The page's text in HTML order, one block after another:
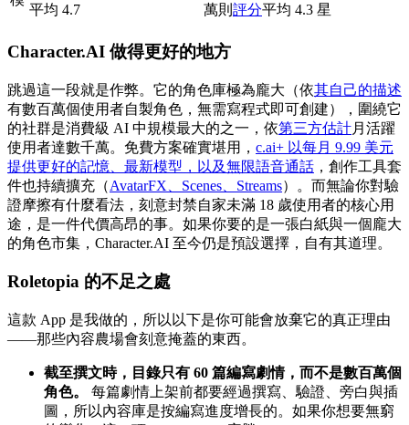
平均 4.7 萬則 評分平均 4.3 星
Character.AI 做得更好的地方
跳過這一段就是作弊。它的角色庫極為龐大（依其自己的描述
有數百萬個使用者自製角色，無需寫程式即可創建），圍繞它
的社群是消費級 AI 中規模最大的之一，依第三方估計月活躍
使用者達數千萬。免費方案確實堪用， c.ai+ 以每月 9.99 美元
提供更好的記憶、最新模型，以及無限語音通話 ，創作工具套
件也持續擴充（AvatarFX、Scenes、Streams）。而無論你對驗
證摩擦有什麼看法，刻意封禁自家未滿 18 歲使用者的核心用
途，是一件代價高昂的事。如果你要的是一張白紙與一個龐大
的角色市集，Character.AI 至今仍是預設選擇，自有其道理。
Roletopia 的不足之處
這款 App 是我做的，所以以下是你可能會放棄它的真正理由
——那些內容農場會刻意掩蓋的東西。
截至撰文時，目錄只有 60 篇編寫劇情，而不是數百萬個
角色。
每篇劇情上架前都要經過撰寫、驗證、旁白與插
圖，所以內容庫是按編寫進度增長的。如果你想要無窮